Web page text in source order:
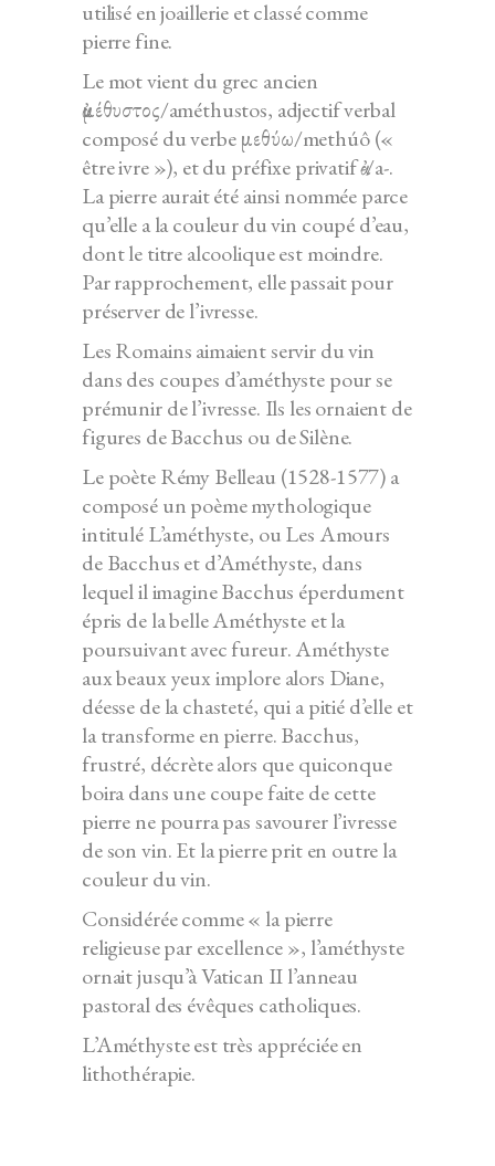
utilisé en joaillerie et classé comme
pierre fine.
Le mot vient du grec ancien
ἀμέθυστος/améthustos, adjectif verbal
composé du verbe μεθύω/methúô («
être ivre »), et du préfixe privatif ἀ-/a-.
La pierre aurait été ainsi nommée parce
qu’elle a la couleur du vin coupé d’eau,
dont le titre alcoolique est moindre.
Par rapprochement, elle passait pour
préserver de l’ivresse.
Les Romains aimaient servir du vin
dans des coupes d’améthyste pour se
prémunir de l’ivresse. Ils les ornaient de
figures de Bacchus ou de Silène.
Le poète Rémy Belleau (1528-1577) a
composé un poème mythologique
intitulé L’améthyste, ou Les Amours
de Bacchus et d’Améthyste, dans
lequel il imagine Bacchus éperdument
épris de la belle Améthyste et la
poursuivant avec fureur. Améthyste
aux beaux yeux implore alors Diane,
déesse de la chasteté, qui a pitié d’elle et
la transforme en pierre. Bacchus,
frustré, décrète alors que quiconque
boira dans une coupe faite de cette
pierre ne pourra pas savourer l’ivresse
de son vin. Et la pierre prit en outre la
couleur du vin.
Considérée comme « la pierre
religieuse par excellence », l’améthyste
ornait jusqu’à Vatican II l’anneau
pastoral des évêques catholiques.
L’Améthyste est très appréciée en
lithothérapie.